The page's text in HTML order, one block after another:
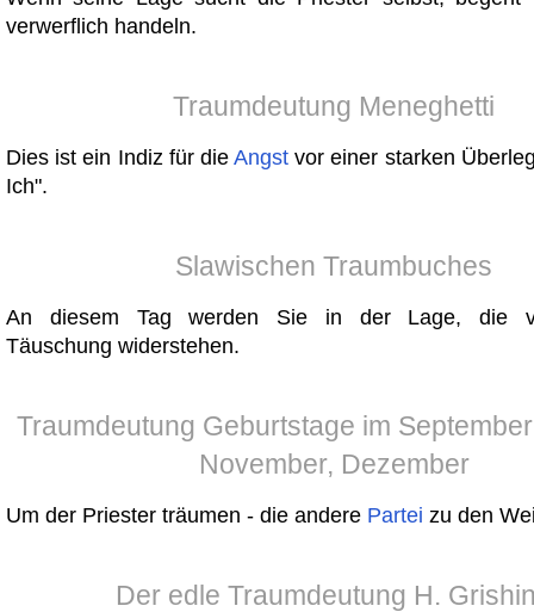
verwerflich handeln.
Traumdeutung Meneghetti
Dies ist ein Indiz für dieAngst vor einer starken
Ich".
Slawischen Traumbuches
An diesem Tag werden Sie in der Lage, die
Täuschung widerstehen.
Traumdeutung Geburtstage im
November, Dezember
Um der Priester träumen - die andere Partei zu den
Der edle Traumdeutung H.